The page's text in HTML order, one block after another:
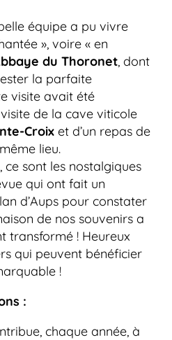
équipe a pu vivre
», voire « en
du Thoronet, dont
la parfaite
visite avait été
de la cave viticole
Croix et d’un repas de
lieu.
, ce sont les nostalgiques
qui ont fait un
d’Aups pour constater
de nos souvenirs a
transformé ! Heureux
qui peuvent bénéficier
!
:
chaque année, à